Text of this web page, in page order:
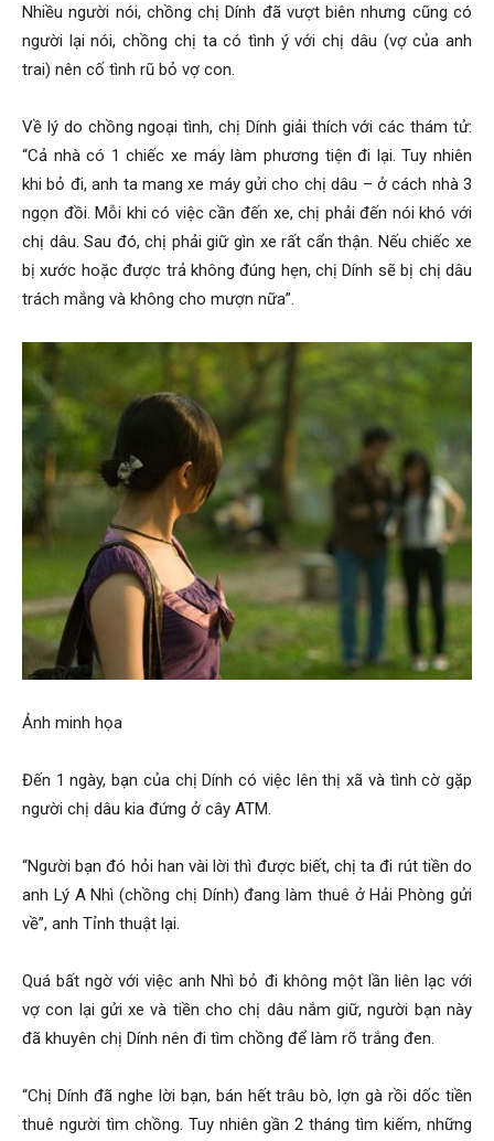
giss
phong,
van
phong
tham
phòng
thám
Nhiều người nói, chồng chị Dính đã vượt biên nhưng cũng có
người lại nói, chồng chị ta có tình ý với chị dâu (vợ của anh
trai) nên cố tình rũ bỏ vợ con.
Về lý do chồng ngoại tình, chị Dính giải thích với các thám tử:
“Cả nhà có 1 chiếc xe máy làm phương tiện đi lại. Tuy nhiên
khi bỏ đi, anh ta mang xe máy gửi cho chị dâu – ở cách nhà 3
ngọn đồi. Mỗi khi có việc cần đến xe, chị phải đến nói khó với
chị dâu. Sau đó, chị phải giữ gìn xe rất cẩn thận. Nếu chiếc xe
bị xước hoặc được trả không đúng hẹn, chị Dính sẽ bị chị dâu
trách mắng và không cho mượn nữa”.
Ảnh minh họa
Đến 1 ngày, bạn của chị Dính có việc lên thị xã và tình cờ gặp
người chị dâu kia đứng ở cây ATM.
“Người bạn đó hỏi han vài lời thì được biết, chị ta đi rút tiền do
anh Lý A Nhì (chồng chị Dính) đang làm thuê ở Hải Phòng gửi
về”, anh Tỉnh thuật lại.
Quá bất ngờ với việc anh Nhì bỏ đi không một lần liên lạc với
vợ con lại gửi xe và tiền cho chị dâu nắm giữ, người bạn này
đã khuyên chị Dính nên đi tìm chồng để làm rõ trắng đen.
“Chị Dính đã nghe lời bạn, bán hết trâu bò, lợn gà rồi dốc tiền
thuê người tìm chồng. Tuy nhiên gần 2 tháng tìm kiếm, những